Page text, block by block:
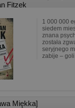
Fitzek
1 000 000
siedem
znana
została
seryjnego
zabije –
Miękka]